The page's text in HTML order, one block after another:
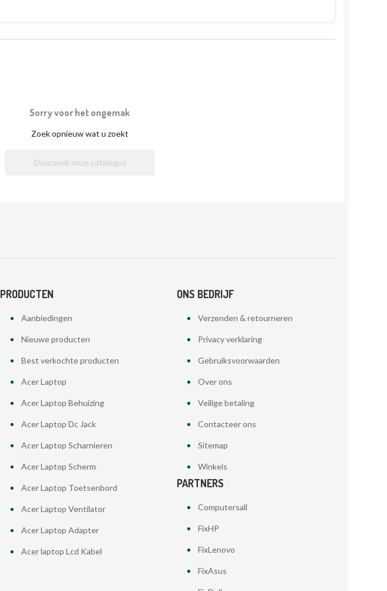
Sorry voor het ongemak
Zoek opnieuw wat u zoekt
PRODUCTEN
Aanbiedingen
Nieuwe producten
Best verkochte producten
Acer Laptop
Acer Laptop Behuizing
Acer Laptop Dc Jack
Acer Laptop Scharnieren
Acer Laptop Scherm
Acer Laptop Toetsenbord
Acer Laptop Ventilator
Acer Laptop Adapter
Acer laptop Lcd Kabel
ONS BEDRIJF
Verzenden & retourneren
Privacy verklaring
Gebruiksvoorwaarden
Over ons
Veilige betaling
Contacteer ons
Sitemap
Winkels
PARTNERS
Computersall
FixHP
FixLenovo
FixAsus